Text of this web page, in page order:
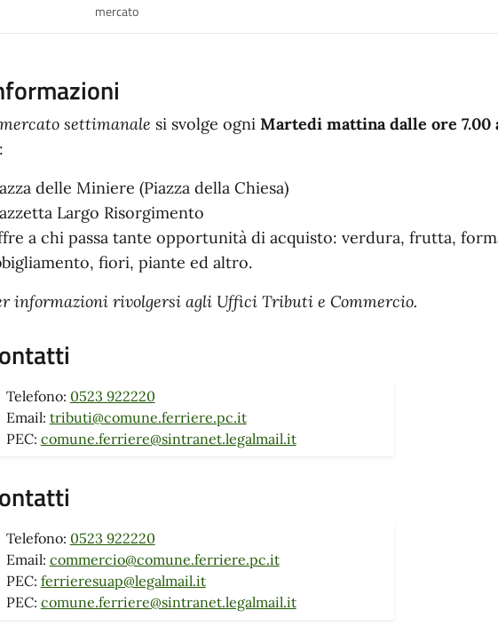
mercato
mercato settimanale si svolge ogni Martedi mattina dalle ore 7.00
delle Miniere (Piazza della Chiesa)
Largo Risorgimento
a chi passa tante opportunità di acquisto: verdura, frutta,
fiori, piante ed altro.
informazioni rivolgersi agli Uffici Tributi e Commercio.
Telefono: 0523 922220
Email: tributi@comune.ferriere.pc.it
PEC: comune.ferriere@sintranet.legalmail.it
Telefono: 0523 922220
Email: commercio@comune.ferriere.pc.it
PEC: ferrieresuap@legalmail.it
PEC: comune.ferriere@sintranet.legalmail.it